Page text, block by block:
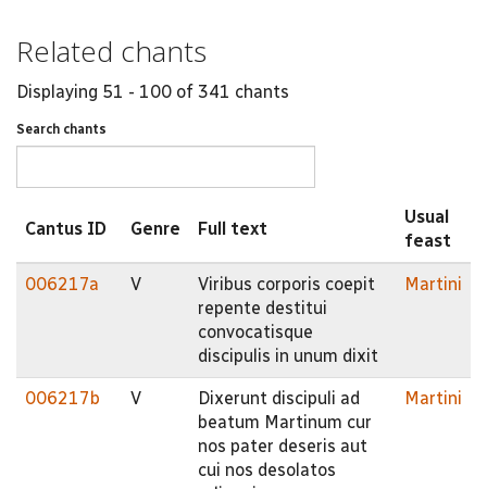
Related chants
Displaying 51 - 100 of 341 chants
Search chants
Cantus ID Genre Full text
Usual
feast
006217a V
Viribus corporis coepit
repente destitui
convocatisque
discipulis in unum dixit
Martini
006217b V
Dixerunt discipuli ad
beatum Martinum cur
nos pater deseris aut
cui nos desolatos
Martini